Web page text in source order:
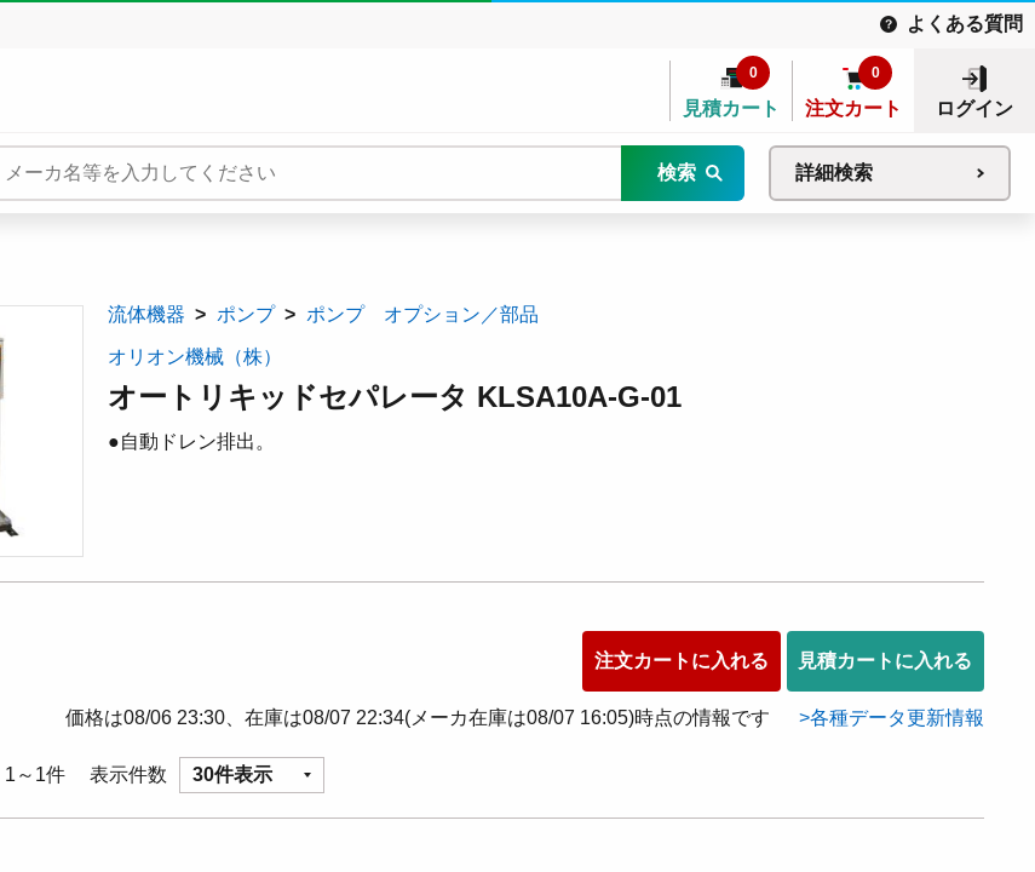
よくある質問
見積カート
0
注文カート
0
ログイン
検索 詳細検索
流体機器 ポンプ ポンプ オプション／部品
オリオン機械（株）
オートリキッドセパレータ KLSA10A-G-01
●自動ドレン排出。
注文カートに入れる 見積カートに入れる
価格は08/06 23:30、在庫は08/07 22:34(メーカ在庫は08/07 16:05)時点の情報です 各種データ更新情報
1～1件 表示件数 30件表示